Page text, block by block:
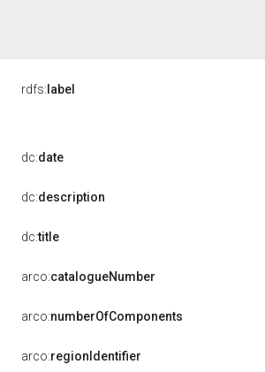
rdfs: label
dc:date
dc:description
dc:title
arco:catalogueNumber
arco:numberOfComponents
arco:regionIdentifier